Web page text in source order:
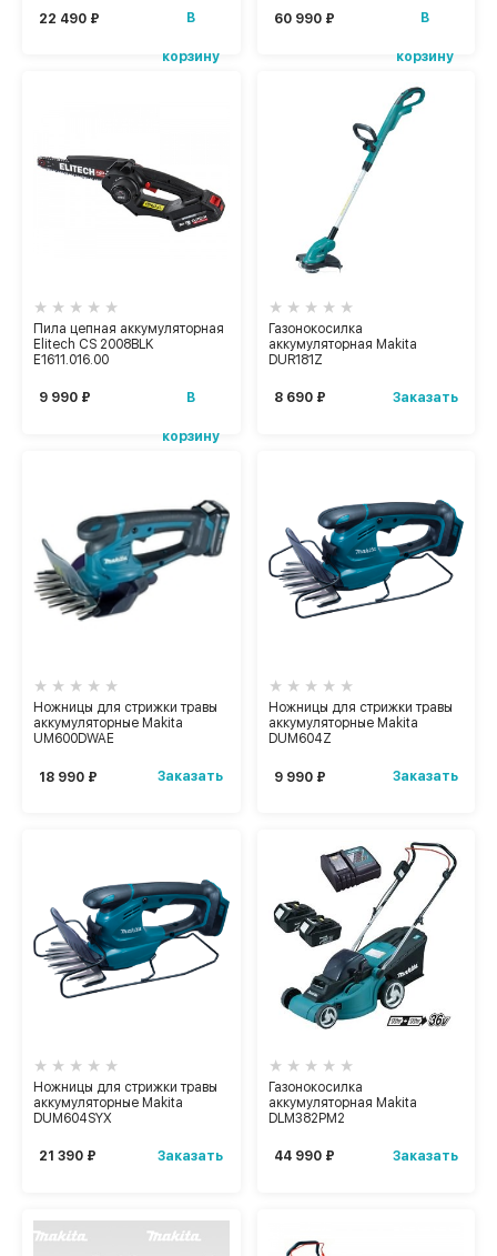
22 490 ₽ В
корзину
60 990 ₽ В
корзину
Пила цепная аккумуляторная
Elitech CS 2008BLK
E1611.016.00
9 990 ₽ В
корзину
Газонокосилка
аккумуляторная Makita
DUR181Z
8 690 ₽ Заказать
Ножницы для стрижки травы
аккумуляторные Makita
UM600DWAE
18 990 ₽ Заказать
Ножницы для стрижки травы
аккумуляторные Makita
DUM604Z
9 990 ₽ Заказать
Ножницы для стрижки травы
аккумуляторные Makita
DUM604SYX
21 390 ₽ Заказать
Газонокосилка
аккумуляторная Makita
DLM382PM2
44 990 ₽ Заказать